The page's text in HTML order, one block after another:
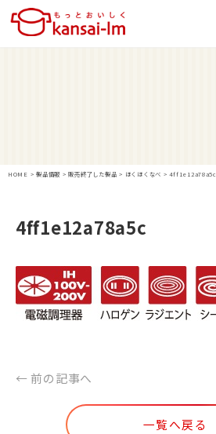
HOME >製品情報 >販売終了した製品 > ほくほくなべ >4ff1e12a78a5c
4ff1e12a78a5c
← 前の記事へ
一覧へ戻る